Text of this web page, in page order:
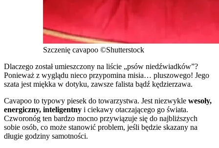
Szczenię cavapoo ©Shutterstock
Dlaczego został umieszczony na liście „psów niedźwiadków”?
Ponieważ z wyglądu nieco przypomina misia… pluszowego! Jego
szata jest miękka w dotyku, zawsze falista bądź kędzierzawa.
Cavapoo to typowy piesek do towarzystwa. Jest niezwykle wesoły,
energiczny, inteligentny i ciekawy otaczającego go świata.
Czworonóg ten bardzo mocno przywiązuje się do najbliższych
sobie osób, co może stanowić problem, jeśli będzie skazany na
długie godziny samotności.